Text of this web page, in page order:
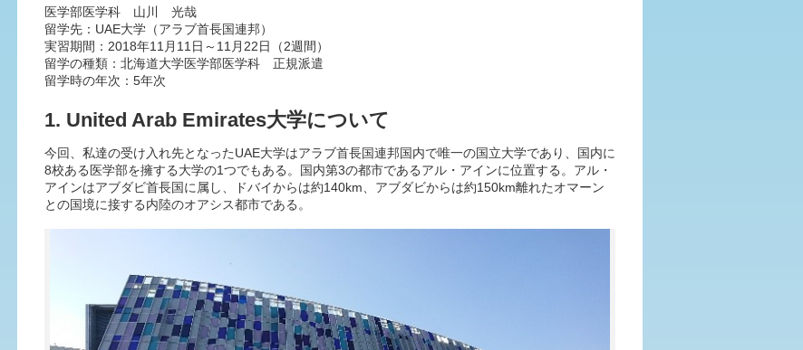
医学部医学科 山川 光哉
留学先：UAE大学（アラブ首長国連邦）
実習期間：2018年11月11日～11月22日（2週間）
留学の種類：北海道大学医学部医学科 正規派遣
留学時の年次：5年次
1. United Arab Emirates大学について
今回、私達の受け入れ先となったUAE大学はアラブ首長国連邦国内で唯一の国立大学であり、国内に
8校ある医学部を擁する大学の1つでもある。国内第3の都市であるアル・アインに位置する。アル・
アインはアブダビ首長国に属し、ドバイからは約140km、アブダビからは約150km離れたオマーン
との国境に接する内陸のオアシス都市である。